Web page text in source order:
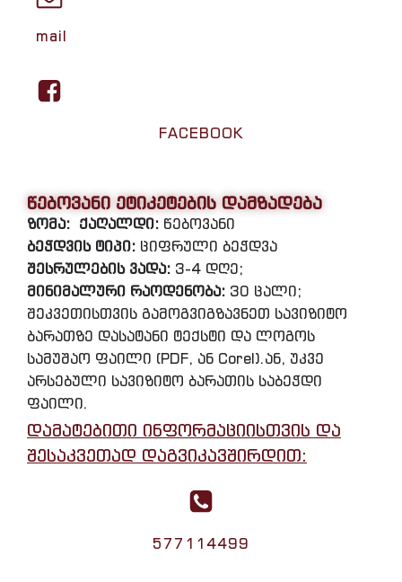
mail
FACEBOOK
წებოვანი ეტიკეტების დამზადება
ზომა: ქაღალდი: წებოვანი
ბეჭდვის ტიპი: ციფრული ბეჭდვა
შესრულების ვადა: 3-4 დღე;
მინიმალური რაოდენობა: 30 ცალი;
შეკვეთისთვის გამოგვიგზავნეთ სავიზიტო
ბარათზე დასატანი ტექსტი და ლოგოს
სამუშაო ფაილი (PDF, ან Corel).ან, უკვე
არსებული სავიზიტო ბარათის საბეჭდი
ფაილი.
დამატებითი ინფორმაციისთვის და
შესაკვეთად დაგვიკავშირდით:
577114499